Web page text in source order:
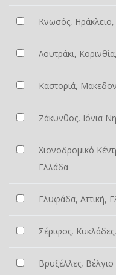
Κνωσός,
Λουτράκι,
Καστοριά,
Ζάκυνθος, Ιόνια
Χιονοδρομικό
Ελλάδα
Γλυφάδα, Αττική,
Σέριφος,
Βρυξέλλες, Βέλγιο